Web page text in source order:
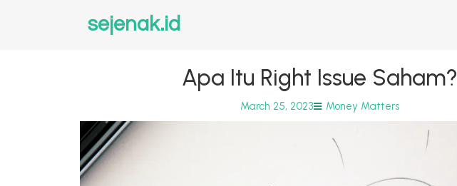
sejenak.id
Apa Itu Right Issue Saham?
March 25, 2023 Money Matters